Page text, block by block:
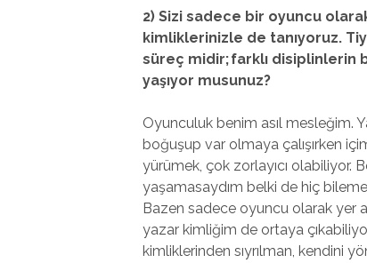
2) Sizi sadece bir oyuncu
kimliklerinizle de tanıyoruz.
süreç midir; farklı disiplinlerin
yaşıyor musunuz?
Oyunculuk benim asıl mesleğim.
boğuşup var olmaya çalışırken
yürümek, çok zorlayıcı olabiliyor.
yaşamasaydım belki de hiç
Bazen sadece oyuncu olarak yer
yazar kimliğim de ortaya
kimliklerinden sıyrılman, kendini